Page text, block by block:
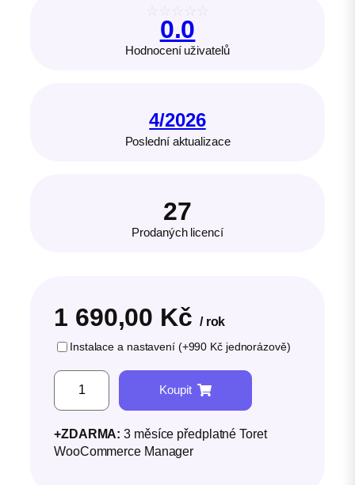
☆ ☆ ☆ ☆ ☆
0.0
Hodnocení uživatelů
4/2026
Poslední aktualizace
27
Prodaných licencí
1 690,00 Kč / rok
Instalace a nastavení (+990 Kč jednorázově)
T
e
t
Koupit
+ZDARMA: 3 měsíce předplatné Toret
WooCommerce Manager